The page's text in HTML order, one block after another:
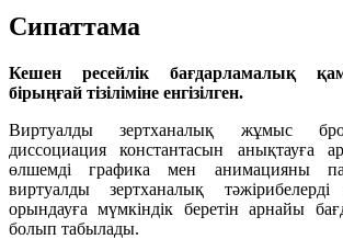
Сипаттама
Кешен ресейлік бағдарламалық
бірыңғай тізіліміне енгізілген.
Виртуалды зертханалық жұмыс
диссоциация константасын анықтауға
өлшемді графика мен анимацияны
виртуалды зертханалық
орындауға мүмкіндік беретін арнайы
болып табылады.